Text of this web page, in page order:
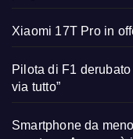
Xiaomi 17T Pro in
Pilota di F1
via tutto”
Smartphone da